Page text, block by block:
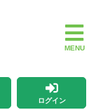
MENU
ログイン